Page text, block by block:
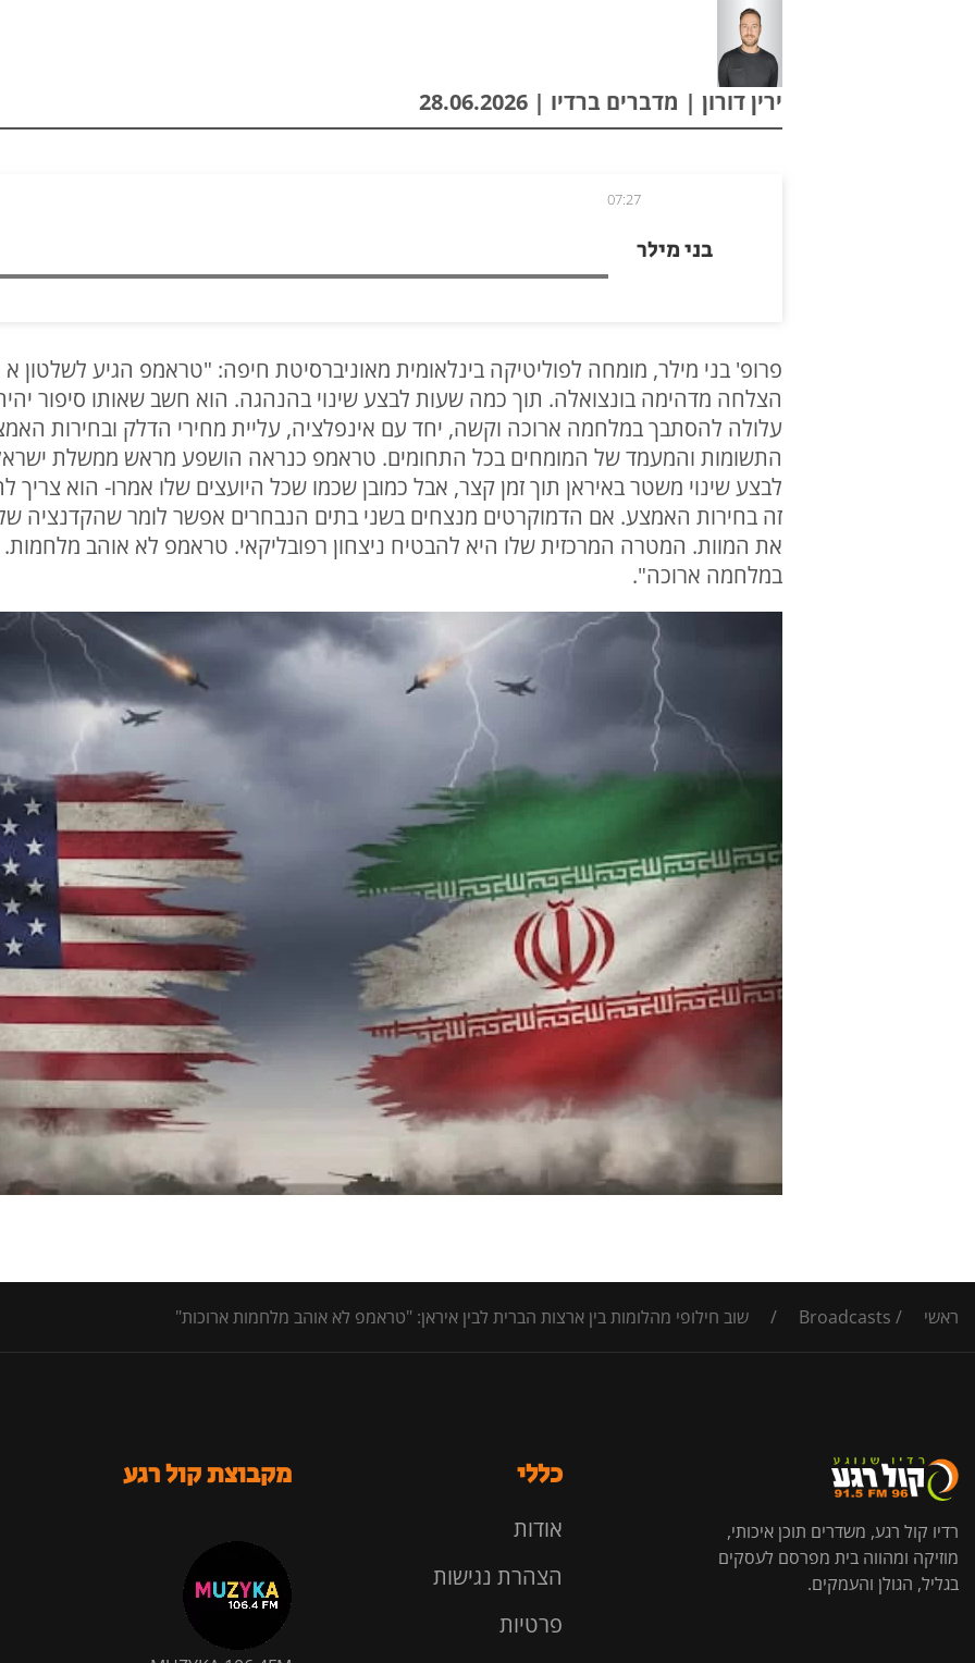
ירין דורון | מדברים ברדיו | 28.06.2026
בני מילר
07:27
פרופ' בני מילר, מומחה לפוליטיקה בינלאומית מאוניברסיטת חיפה: "טראמפ הגיע לשלטון
הצלחה מדהימה בונצואלה. תוך כמה שעות לבצע שינוי בהנהגה. הוא חשב שאותו סיפור
עלולה להסתבך במלחמה ארוכה וקשה, יחד עם אינפלציה, עליית מחירי הדלק ובחירות
התשומות והמעמד של המומחים בכל התחומים. טראמפ כנראה הושפע מראש ממשלת
לבצע שינוי משטר באיראן תוך זמן קצר, אבל כמובן שכמו שכל היועצים שלו אמרו- הוא
זה בחירות האמצע. אם הדמוקרטים מנצחים בשני בתים הנבחרים אפשר לומר שהקדנציה
את המוות. המטרה המרכזית שלו היא להבטיח ניצחון רפובליקאי. טראמפ לא אוהב
במלחמה ארוכה".
ראשי /
Broadcasts
/ שוב חילופי מהלומות בין ארצות הברית לבין איראן: "טראמפ לא אוהב מלחמות ארוכות"
רדיו קול רגע, משדרים תוכן איכותי,
מוזיקה ומהווה בית מפרסם לעסקים
בגליל, הגולן והעמקים.
כללי
אודות
הצהרת נגישות
פרטיות
מקבוצת קול רגע